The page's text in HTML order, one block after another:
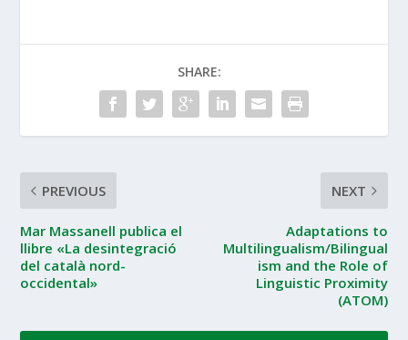
SHARE:
PREVIOUS
Mar Massanell publica el
llibre «La desintegració
del català nord-
occidental»
NEXT
Adaptations to
Multilingualism/Bilingual
ism and the Role of
Linguistic Proximity
(ATOM)